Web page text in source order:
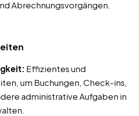
Abrechnungsvorgängen.
Effizientes und
um Buchungen, Check-ins,
administrative Aufgaben in